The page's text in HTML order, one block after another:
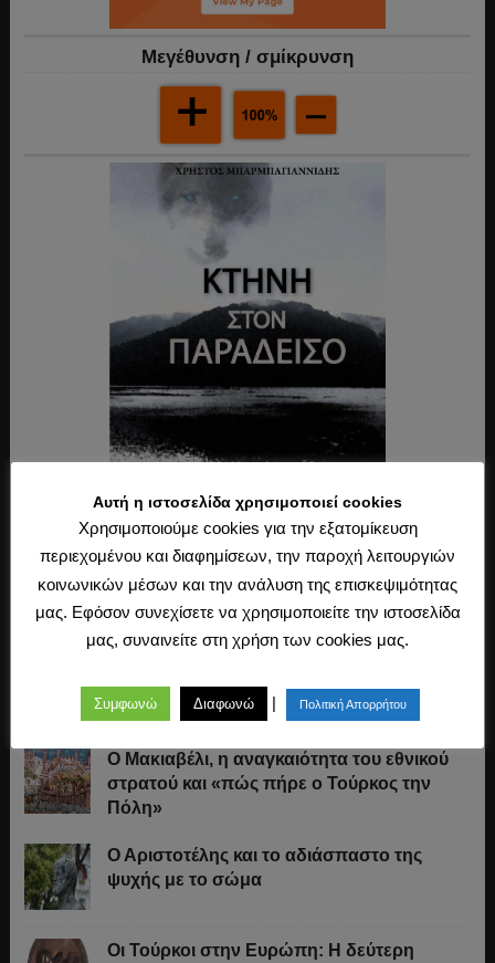
Mεγέθυνση / σμίκρυνση
Τελευταία Άρθρα
Ο Μακιαβέλι, η αναγκαιότητα του εθνικού
στρατού και «πώς πήρε ο Τούρκος την
Πόλη»
Ο Αριστοτέλης και το αδιάσπαστο της
ψυχής με το σώμα
Οι Τούρκοι στην Ευρώπη: Η δεύτερη
Αυτή η ιστοσελίδα χρησιμοποιεί cookies
Χρησιμοποιούμε cookies για την εξατομίκευση
περιεχομένου και διαφημίσεων, την παροχή λειτουργιών
κοινωνικών μέσων και την ανάλυση της επισκεψιμότητας
μας. Εφόσον συνεχίσετε να χρησιμοποιείτε την ιστοσελίδα
μας, συναινείτε στη χρήση των cookies μας.
Συμφωνώ Διαφωνώ | Πολιτική Απορρήτου